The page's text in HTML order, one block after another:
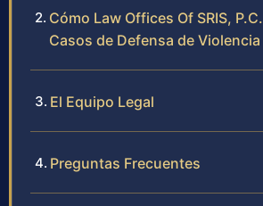
Cómo Law Offices Of SRIS,
Casos de Defensa de
El Equipo Legal
Preguntas Frecuentes